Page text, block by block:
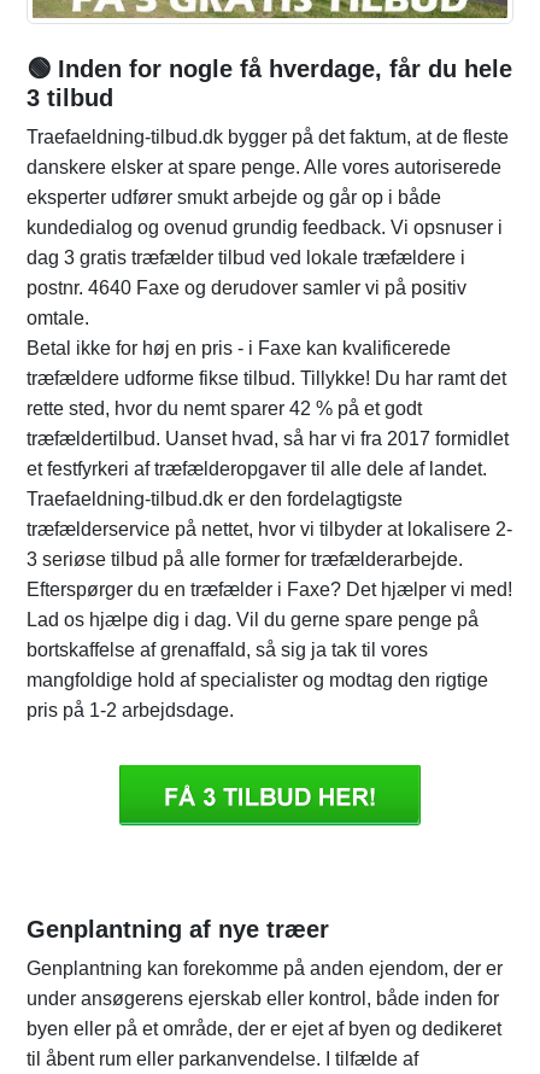
🟢 Inden for nogle få hverdage, får du hele
3 tilbud
Traefaeldning-tilbud.dk bygger på det faktum, at de fleste
danskere elsker at spare penge. Alle vores autoriserede
eksperter udfører smukt arbejde og går op i både
kundedialog og ovenud grundig feedback. Vi opsnuser i
dag 3 gratis træfælder tilbud ved lokale træfældere i
postnr. 4640 Faxe og derudover samler vi på positiv
omtale.
Betal ikke for høj en pris - i Faxe kan kvalificerede
træfældere udforme fikse tilbud. Tillykke! Du har ramt det
rette sted, hvor du nemt sparer 42 % på et godt
træfældertilbud. Uanset hvad, så har vi fra 2017 formidlet
et festfyrkeri af træfælderopgaver til alle dele af landet.
Traefaeldning-tilbud.dk er den fordelagtigste
træfælderservice på nettet, hvor vi tilbyder at lokalisere 2-
3 seriøse tilbud på alle former for træfælderarbejde.
Efterspørger du en træfælder i Faxe? Det hjælper vi med!
Lad os hjælpe dig i dag. Vil du gerne spare penge på
bortskaffelse af grenaffald, så sig ja tak til vores
mangfoldige hold af specialister og modtag den rigtige
pris på 1-2 arbejdsdage.
Genplantning af nye træer
Genplantning kan forekomme på anden ejendom, der er
under ansøgerens ejerskab eller kontrol, både inden for
byen eller på et område, der er ejet af byen og dedikeret
til åbent rum eller parkanvendelse. I tilfælde af